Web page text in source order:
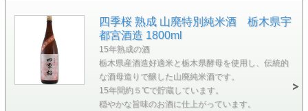
四季桜 熟成 山廃特別純米酒 栃木県宇
都宮酒造 1800ml
15年熟成の酒
栃木県産酒造好適米と栃木県酵母を使用し、伝統的
な酒母造りで醸した山廃純米酒です。
15年間約５℃で貯蔵しています。
穏やかな旨味のお酒に仕上がっています。